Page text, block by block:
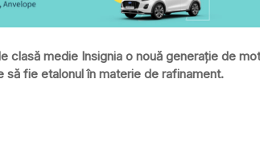
clasă medie Insignia o nouă generație de
fie etalonul în materie de rafinament.